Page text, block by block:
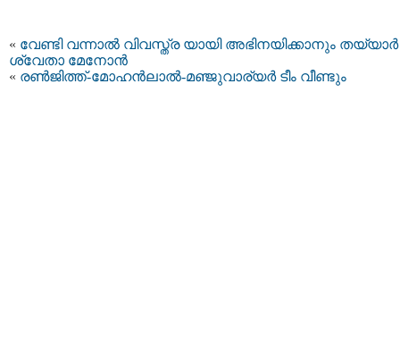
« വേണ്ടി വന്നാല്‍ വിവസ്ത്ര യായി അഭിനയിക്കാനും തയ്യാര്‍
ശ്വേതാ മേനോന്‍
« രണ്‍ജിത്ത്-മോഹന്‍ലാല്‍-മഞ്ജുവാര്യര്‍ ടീം വീണ്ടും